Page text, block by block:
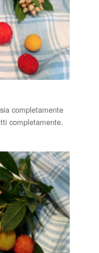
completamente
completamente.